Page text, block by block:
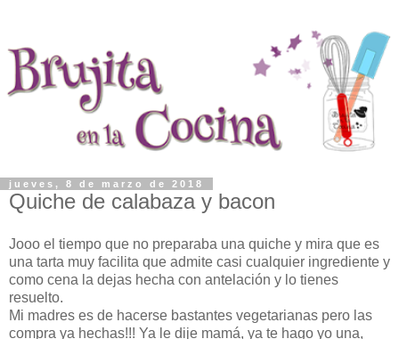
jueves, 8 de marzo de 2018
Quiche de calabaza y bacon
Jooo el tiempo que no preparaba una quiche y mira que es
una tarta muy facilita que admite casi cualquier ingrediente y
como cena la dejas hecha con antelación y lo tienes
resuelto.
Mi madres es de hacerse bastantes vegetarianas pero las
compra ya hechas!!! Ya le dije mamá, ya te hago yo una,